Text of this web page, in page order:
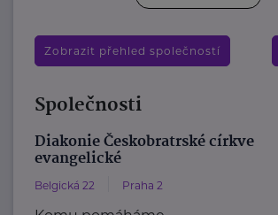
Zobrazit přehled společností
Společnosti
Diakonie Českobratrské církve
evangelické
Belgická 22 Praha 2